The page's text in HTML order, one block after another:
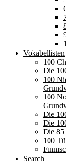
Vokabellisten
100
Die
100
100
Die
Die
Die 85
100
Search